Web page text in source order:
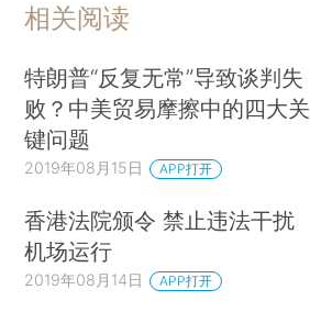
相关阅读
特朗普“反复无常”导致谈判失
败？中美贸易摩擦中的四大关
键问题
2019年08月15日 APP打开
香港法院颁令 禁止违法干扰
机场运行
2019年08月14日 APP打开